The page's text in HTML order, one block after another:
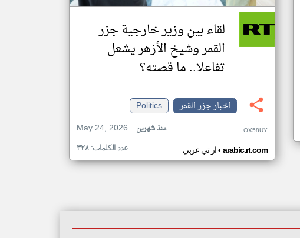
لقاء بين وزير خارجية جزر
القمر وشيخ الأزهر يشعل
تفاعلا.. ما قصته؟
اخبار جزر القمر
Politics
May 24, 2026
منذ شهرين OX58UY
ار تي عربي• arabic.rt.com عدد الكلمات: ٣٢٨